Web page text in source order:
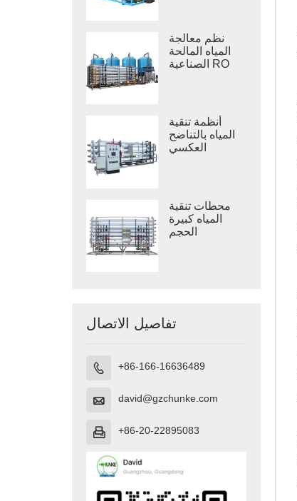
نظم معالجة
المياه المالحة
الصناعية RO
أنظمة تنقية
المياه بالتناضح
العكسي
محطات تنقية
المياه كبيرة
الحجم
تفاصيل الاتصال
 +86-166-16636489
 david@gzchunke.com
 +86-20-22895083